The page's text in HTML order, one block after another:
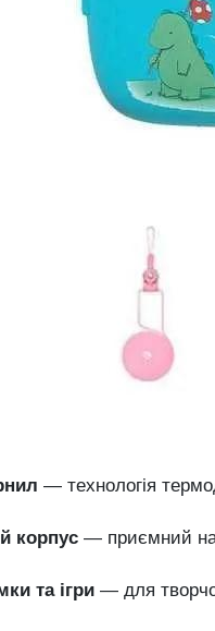
— технологія
корпус — приємний на
та ігри — для